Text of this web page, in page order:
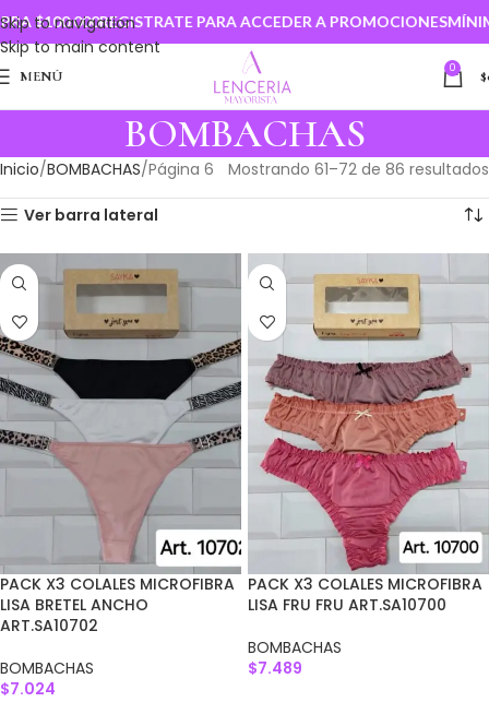
Skip to navigation
Skip to main content
PARA ACCEDER A PROMOCIONESMÍNIMO DE COMPRA $100.000
MENÚ 0 $
BOMBACHAS
Inicio BOMBACHAS Página 6 Mostrando 61–72 de 86 resultados
Ver barra lateral
PACK X3 COLALES MICROFIBRA
LISA BRETEL ANCHO
ART.SA10702
BOMBACHAS
$7.024
PACK X3 COLALES MICROFIBRA
LISA FRU FRU ART.SA10700
BOMBACHAS
$7.489